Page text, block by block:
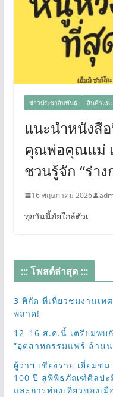
ข่าวประชาสัมพันธ์ สินค้าแน
แนะนำหนังสื
คุณพ่อคุณแม่
ชวนรู้จัก “ร่าง
16 พฤษภาคม 2026
ทุกวันนี้ภัยใกล้ตัวเ
::: โพสต์ล่าสุด :::
3 พิกัด ที่เที่ยวชมงานเท
พลาด!
12–16 ส.ค.นี้ เตรียมพ
“อุตสาหกรรมแฟร์ ล้าน
ผู้ว่าฯ เชียงราย เยี่ยมช
100 ปี สู่พิพิธภัณฑ์ศิลปะ
และการท่องเที่ยวของเมื